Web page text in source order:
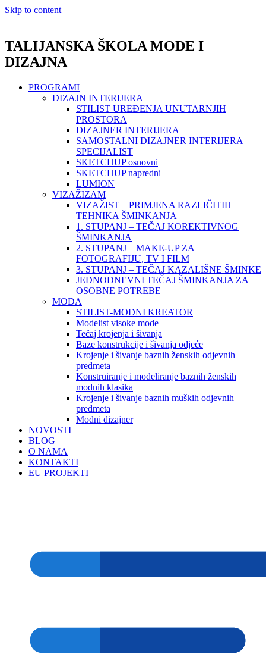
Skip to content
TALIJANSKA ŠKOLA MODE I
DIZAJNA
PROGRAMI
DIZAJN INTERIJERA
STILIST UREĐENJA UNUTARNJIH
PROSTORA
DIZAJNER INTERIJERA
SAMOSTALNI DIZAJNER INTERIJERA –
SPECIJALIST
SKETCHUP osnovni
SKETCHUP napredni
LUMION
VIZAŽIZAM
VIZAŽIST – PRIMJENA RAZLIČITIH
TEHNIKA ŠMINKANJA
1. STUPANJ – TEČAJ KOREKTIVNOG
ŠMINKANJA
2. STUPANJ – MAKE-UP ZA
FOTOGRAFIJU, TV I FILM
3. STUPANJ – TEČAJ KAZALIŠNE ŠMINKE
JEDNODNEVNI TEČAJ ŠMINKANJA ZA
OSOBNE POTREBE
MODA
STILIST-MODNI KREATOR
Modelist visoke mode
Tečaj krojenja i šivanja
Baze konstrukcije i šivanja odjeće
Krojenje i šivanje baznih ženskih odjevnih
predmeta
Konstruiranje i modeliranje baznih ženskih
modnih klasika
Krojenje i šivanje baznih muških odjevnih
predmeta
Modni dizajner
NOVOSTI
BLOG
O NAMA
KONTAKTI
EU PROJEKTI